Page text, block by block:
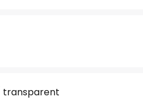
transparent